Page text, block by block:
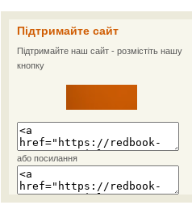
Підтримайте сайт
Підтримайте наш сайт - розмістіть нашу
кнопку
або посилання